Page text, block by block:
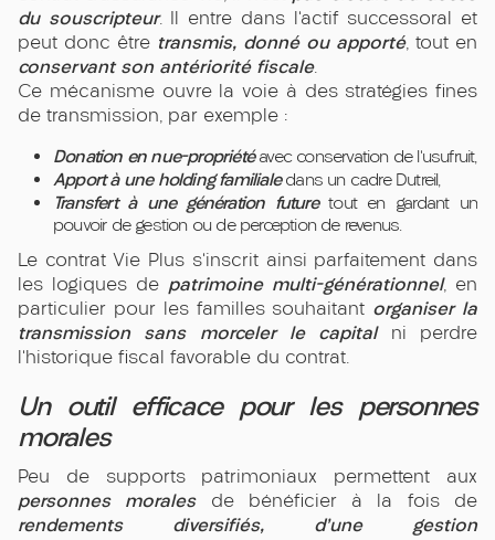
du souscripteur. Il entre dans l’actif successoral et
peut donc être transmis, donné ou apporté, tout en
conservant son antériorité fiscale.
Ce mécanisme ouvre la voie à des stratégies fines
de transmission, par exemple :
Donation en nue-propriétéavec conservation de l’usufruit,
Apport à une holding familialedans un cadre Dutreil,
Transfert à une génération futuretout en gardant un
pouvoir de gestion ou de perception de revenus.
Le contrat Vie Plus s’inscrit ainsi parfaitement dans
les logiques de patrimoine multi-générationnel, en
particulier pour les familles souhaitant organiser la
transmission sans morceler le capitalni perdre
l’historique fiscal favorable du contrat.
Un outil efficace pour les personnes
morales
Peu de supports patrimoniaux permettent aux
personnes moralesde bénéficier à la fois de
rendements diversifiés, d’une gestion